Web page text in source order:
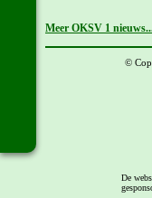
Meer OKSV 1
©
De